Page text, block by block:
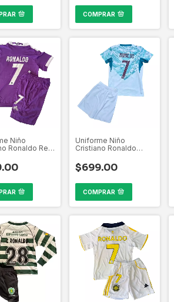
COMPRAR
Niño
Ronaldo Real
Uniforme Niño
Cristiano Ronaldo
$699.00
COMPRAR